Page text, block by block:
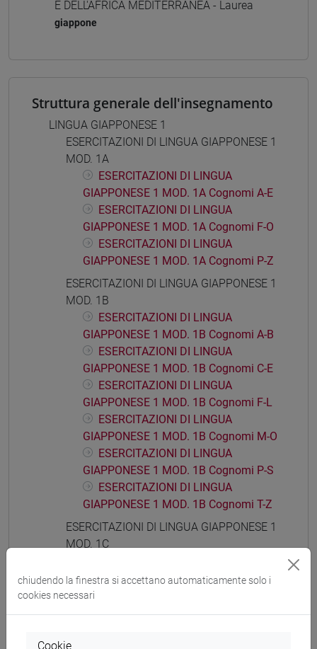
E DELL'AFRICA MEDITERRANEA - Laurea
giappone
Struttura generale dell'insegnamento
LINGUA GIAPPONESE 1
ESERCITAZIONI DI LINGUA GIAPPONESE 1
MOD. 1A
ESERCITAZIONI DI LINGUA
GIAPPONESE 1 MOD. 1A Cognomi A-E
ESERCITAZIONI DI LINGUA
GIAPPONESE 1 MOD. 1A Cognomi F-O
ESERCITAZIONI DI LINGUA
GIAPPONESE 1 MOD. 1A Cognomi P-Z
ESERCITAZIONI DI LINGUA GIAPPONESE 1
MOD. 1B
ESERCITAZIONI DI LINGUA
GIAPPONESE 1 MOD. 1B Cognomi A-B
ESERCITAZIONI DI LINGUA
GIAPPONESE 1 MOD. 1B Cognomi C-E
ESERCITAZIONI DI LINGUA
GIAPPONESE 1 MOD. 1B Cognomi F-L
ESERCITAZIONI DI LINGUA
GIAPPONESE 1 MOD. 1B Cognomi M-O
ESERCITAZIONI DI LINGUA
GIAPPONESE 1 MOD. 1B Cognomi P-S
ESERCITAZIONI DI LINGUA
GIAPPONESE 1 MOD. 1B Cognomi T-Z
ESERCITAZIONI DI LINGUA GIAPPONESE 1
MOD. 1C
GIAPPONESE 1 MOD. 1C Cognomi A-B
GIAPPONESE 1 MOD. 1C Cognomi C-E
chiudendo la finestra si accettano automaticamente solo i
cookies necessari
Cookie